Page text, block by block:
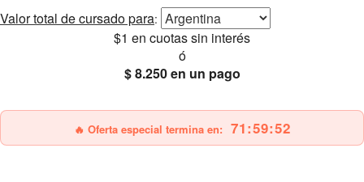
Valor total de cursado para:
$1 en cuotas sin interés
ó
$ 8.250en un pago
🔥 Oferta especial termina en: 71:59:51